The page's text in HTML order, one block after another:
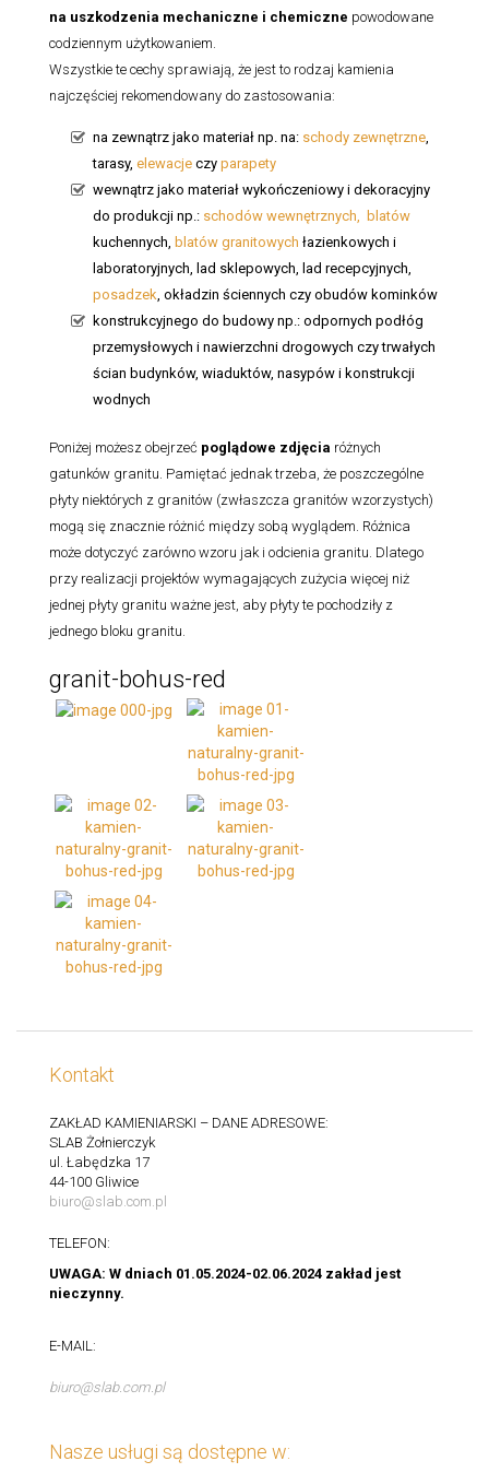
na uszkodzenia mechaniczne i chemiczne powodowane
codziennym użytkowaniem.
Wszystkie te cechy sprawiają, że jest to rodzaj kamienia
najczęściej rekomendowany do zastosowania:
na zewnątrz jako materiał np. na: schody zewnętrzne
tarasy, elewacje czy parapety
wewnątrz jako materiał wykończeniowy i dekoracyjny
do produkcji np.: schodów wewnętrznych,
blatów
kuchennych, blatów granitowych łazienkowych i
laboratoryjnych, lad sklepowych, lad recepcyjnych,
posadzek , okładzin ściennych czy obudów kominków
konstrukcyjnego do budowy np.: odpornych podłóg
przemysłowych i nawierzchni drogowych czy trwałych
ścian budynków, wiaduktów, nasypów i konstrukcji
wodnych
Poniżej możesz obejrzeć poglądowe zdjęcia różnych
gatunków granitu. Pamiętać jednak trzeba, że poszczególne
płyty niektórych z granitów (zwłaszcza granitów wzorzystych)
mogą się znacznie różnić między sobą wyglądem. Różnica
może dotyczyć zarówno wzoru jak i odcienia granitu. Dlatego
przy realizacji projektów wymagających zużycia więcej niż
jednej płyty granitu ważne jest, aby płyty te pochodziły z
jednego bloku granitu.
granit-bohus-red
Kontakt
ZAKŁAD KAMIENIARSKI – DANE ADRESOWE:
SLAB Żołnierczyk
ul. Łabędzka 17
44-100 Gliwice
biuro@slab.com.pl
TELEFON:
UWAGA: W dniach 01.05.2024-02.06.2024 zakład jest
nieczynny.
E-MAIL:
biuro@slab.com.pl
Nasze usługi są dostępne w: